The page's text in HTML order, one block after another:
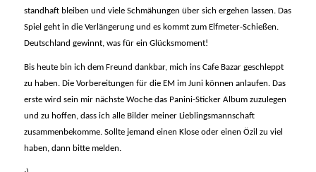
standhaft bleiben und viele Schmähungen über sich ergehen lassen. Das
Spiel geht in die Verlängerung und es kommt zum Elfmeter-Schießen.
Deutschland gewinnt, was für ein Glücksmoment!
Bis heute bin ich dem Freund dankbar, mich ins Cafe Bazar geschleppt
zu haben. Die Vorbereitungen für die EM im Juni können anlaufen. Das
erste wird sein mir nächste Woche das Panini-Sticker Album zuzulegen
und zu hoffen, dass ich alle Bilder meiner Lieblingsmannschaft
zusammenbekomme. Sollte jemand einen Klose oder einen Özil zu viel
haben, dann bitte melden.